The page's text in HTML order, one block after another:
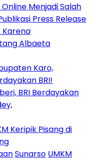
Menjadi Salah
Press Release
Karena
Albaeta
Karo,
BRI!
BRI Berdayakan
Keripik Pisang di
Sunarso UMKM